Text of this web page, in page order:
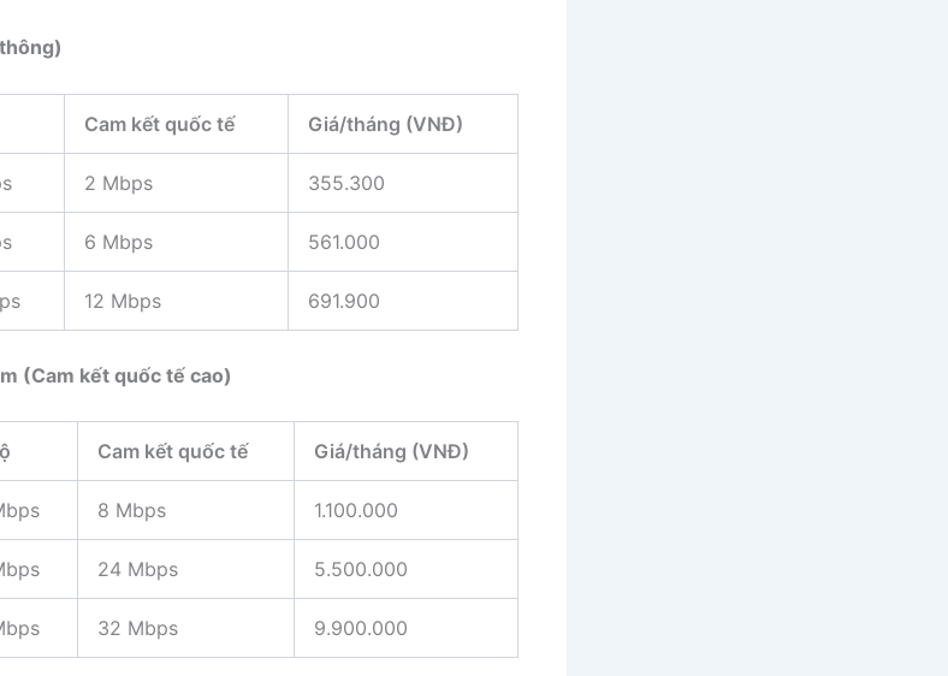
Cam kết quốc tế Giá/tháng (VNĐ)
2 Mbps 355.300
6 Mbps 561.000
12 Mbps 691.900
(Cam kết quốc tế cao)
Cam kết quốc tế Giá/tháng (VNĐ)
8 Mbps 1.100.000
24 Mbps 5.500.000
32 Mbps 9.900.000